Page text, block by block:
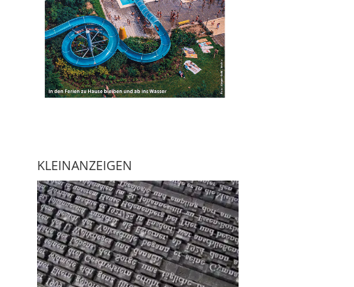
KLEINANZEIGEN